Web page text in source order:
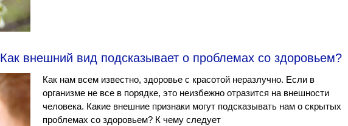
Как внешний вид подсказывает о проблемах со здоровьем?
Как нам всем известно, здоровье с красотой неразлучно. Если в
организме не все в порядке, это неизбежно отразится на внешности
человека. Какие внешние признаки могут подсказывать нам о скрытых
проблемах со здоровьем? К чему следует